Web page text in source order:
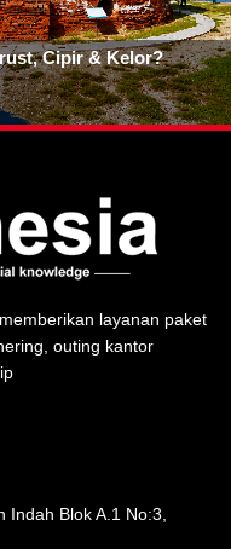
Cipir & Kelor?
layanan paket
outing kantor
Blok A.1 No:3,